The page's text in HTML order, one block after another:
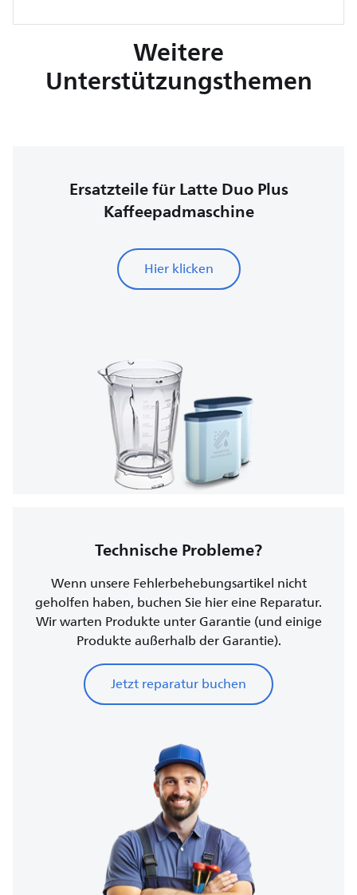
Weitere
Unterstützungsthemen
Ersatzteile für Latte Duo Plus
Kaffeepadmaschine
Hier klicken
Technische Probleme?
Wenn unsere Fehlerbehebungsartikel nicht
geholfen haben, buchen Sie hier eine Reparatur.
Wir warten Produkte unter Garantie (und einige
Produkte außerhalb der Garantie).
Jetzt reparatur buchen